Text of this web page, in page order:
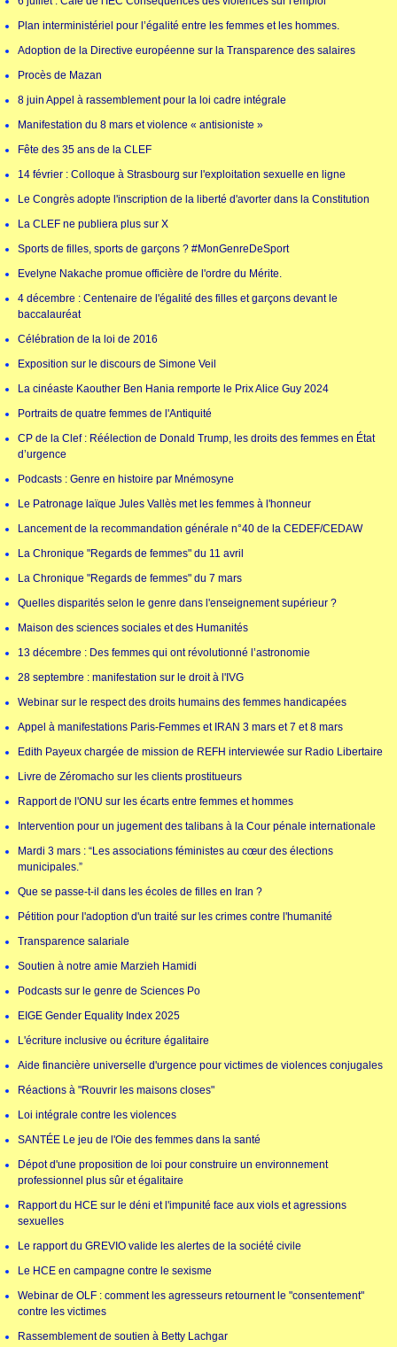
Plan interministériel pour l’égalité entre les femmes et les hommes.
Adoption de la Directive européenne sur la Transparence des salaires
Procès de Mazan
8 juin Appel à rassemblement pour la loi cadre intégrale
Manifestation du 8 mars et violence « antisioniste »
Fête des 35 ans de la CLEF
14 février : Colloque à Strasbourg sur l'exploitation sexuelle en ligne
Le Congrès adopte l'inscription de la liberté d'avorter dans la Constitution
La CLEF ne publiera plus sur X
Sports de filles, sports de garçons ? #MonGenreDeSport
Evelyne Nakache promue officière de l'ordre du Mérite.
4 décembre : Centenaire de l'égalité des filles et garçons devant le
baccalauréat
Célébration de la loi de 2016
Exposition sur le discours de Simone Veil
La cinéaste Kaouther Ben Hania remporte le Prix Alice Guy 2024
Portraits de quatre femmes de l'Antiquité
CP de la Clef : Réélection de Donald Trump, les droits des femmes en État
d’urgence
Podcasts : Genre en histoire par Mnémosyne
Le Patronage laïque Jules Vallès met les femmes à l'honneur
Lancement de la recommandation générale n°40 de la CEDEF/CEDAW
La Chronique "Regards de femmes" du 11 avril
La Chronique "Regards de femmes" du 7 mars
Quelles disparités selon le genre dans l'enseignement supérieur ?
Maison des sciences sociales et des Humanités
13 décembre : Des femmes qui ont révolutionné l’astronomie
28 septembre : manifestation sur le droit à l'IVG
Webinar sur le respect des droits humains des femmes handicapées
Appel à manifestations Paris-Femmes et IRAN 3 mars et 7 et 8 mars
Edith Payeux chargée de mission de REFH interviewée sur Radio Libertaire
Livre de Zéromacho sur les clients prostitueurs
Rapport de l'ONU sur les écarts entre femmes et hommes
Intervention pour un jugement des talibans à la Cour pénale internationale
Mardi 3 mars : “Les associations féministes au cœur des élections
municipales.”
Que se passe-t-il dans les écoles de filles en Iran ?
Pétition pour l'adoption d'un traité sur les crimes contre l'humanité
Transparence salariale
Soutien à notre amie Marzieh Hamidi
Podcasts sur le genre de Sciences Po
EIGE Gender Equality Index 2025
L'écriture inclusive ou écriture égalitaire
Aide financière universelle d'urgence pour victimes de violences conjugales
Réactions à "Rouvrir les maisons closes"
Loi intégrale contre les violences
SANTÉE Le jeu de l'Oie des femmes dans la santé
Dépot d'une proposition de loi pour construire un environnement
professionnel plus sûr et égalitaire
Rapport du HCE sur le déni et l'impunité face aux viols et agressions
sexuelles
Le rapport du GREVIO valide les alertes de la société civile
Le HCE en campagne contre le sexisme
Webinar de OLF : comment les agresseurs retournent le "consentement"
contre les victimes
Rassemblement de soutien à Betty Lachgar